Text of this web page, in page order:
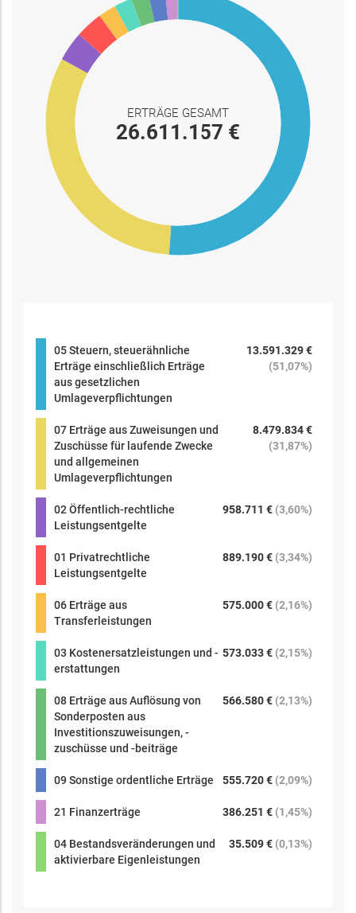
ERTRÄGE GESAMT
26.611.157 €
05 Steuern, steuerähnliche
Erträge einschließlich Erträge
aus gesetzlichen
Umlageverpflichtungen
13.591.329 €
(51,07%)
07 Erträge aus Zuweisungen und
Zuschüsse für laufende Zwecke
und allgemeinen
Umlageverpflichtungen
8.479.834 €
(31,87%)
02 Öffentlich-rechtliche
Leistungsentgelte
958.711 € (3,60%)
01 Privatrechtliche
Leistungsentgelte
889.190 € (3,34%)
06 Erträge aus
Transferleistungen
575.000 € (2,16%)
03 Kostenersatzleistungen und -
erstattungen
573.033 € (2,15%)
08 Erträge aus Auflösung von
Sonderposten aus
Investitionszuweisungen, -
zuschüsse und -beiträge
566.580 € (2,13%)
09 Sonstige ordentliche Erträge 555.720 € (2,09%)
21 Finanzerträge 386.251 € (1,45%)
04 Bestandsveränderungen und
aktivierbare Eigenleistungen
35.509 € (0,13%)